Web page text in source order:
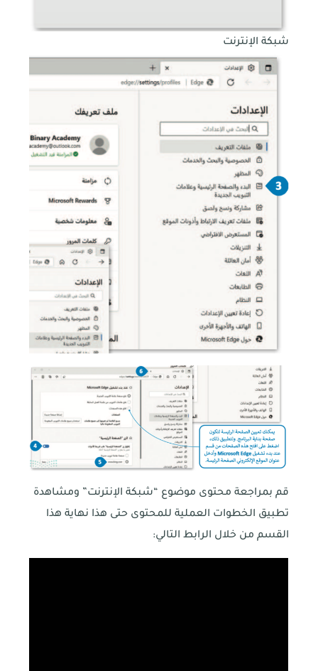
شبكة الإنترنت
قم بمراجعة محتوى موضوع “شبكة الإنترنت” ومشاهدة
تطبيق الخطوات العملية للمحتوى حتى هذا نهاية هذا
القسم من خلال الرابط التالي: